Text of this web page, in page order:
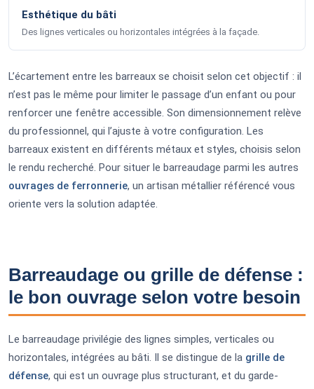
Esthétique du bâti
Des lignes verticales ou horizontales intégrées à la façade.
L’écartement entre les barreaux se choisit selon cet objectif : il
n’est pas le même pour limiter le passage d’un enfant ou pour
renforcer une fenêtre accessible. Son dimensionnement relève
du professionnel, qui l’ajuste à votre configuration. Les
barreaux existent en différents métaux et styles, choisis selon
le rendu recherché. Pour situer le barreaudage parmi les autres
ouvrages de ferronnerie, un artisan métallier référencé vous
oriente vers la solution adaptée.
Barreaudage ou grille de défense :
le bon ouvrage selon votre besoin
Le barreaudage privilégie des lignes simples, verticales ou
horizontales, intégrées au bâti. Il se distingue de la grille de
défense, qui est un ouvrage plus structurant, et du garde-